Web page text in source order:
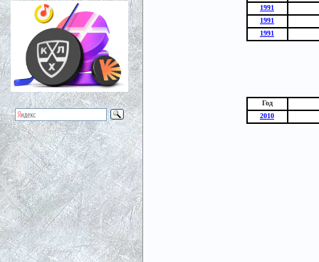
1991
1991
1991
Год
2010